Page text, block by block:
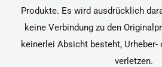
Produkte. Es wird ausdrücklich
keine Verbindung zu den
keinerlei Absicht besteht, Urheber-
verletzen.